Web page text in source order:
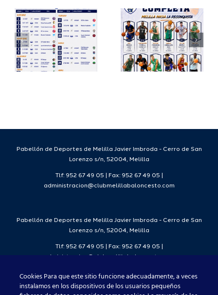
Deporte
completa
su
proyecto
FEB y la
Copa
España
FEB para
2026/27
Pabellón de Deportes de Melilla Javier Imbroda - Cerro de San
Lorenzo s/n, 52004, Melilla
Tlf: 952 67 49 05 | Fax: 952 67 49 05 |
administracion@clubmelillabaloncesto.com
Pabellón de Deportes de Melilla Javier Imbroda - Cerro de San
Lorenzo s/n, 52004, Melilla
Tlf: 952 67 49 05 | Fax: 952 67 49 05 |
administracion@clubmelillabaloncesto.com
Cookies Para que este sitio funcione adecuadamente, a veces
instalamos en los dispositivos de los usuarios pequeños